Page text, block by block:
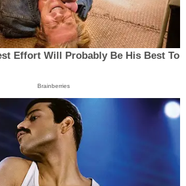
Effort Will Probably Be His Best To
Brainberries